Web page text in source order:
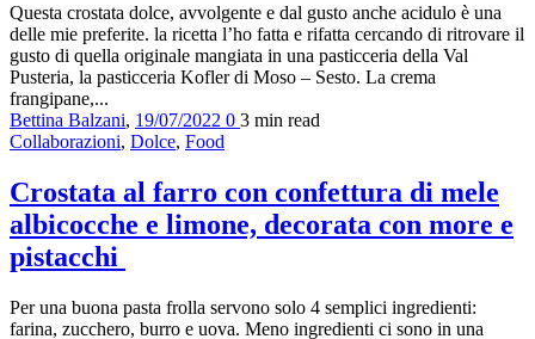
Questa crostata dolce, avvolgente e dal gusto anche acidulo è una
delle mie preferite. la ricetta l’ho fatta e rifatta cercando di ritrovare il
gusto di quella originale mangiata in una pasticceria della Val
Pusteria, la pasticceria Kofler di Moso – Sesto. La crema
frangipane,...
Bettina Balzani, 19/07/2022 0 3 min read
Collaborazioni, Dolce, Food
Crostata al farro con confettura di mele
albicocche e limone, decorata con more e
pistacchi
Per una buona pasta frolla servono solo 4 semplici ingredienti:
farina, zucchero, burro e uova. Meno ingredienti ci sono in una